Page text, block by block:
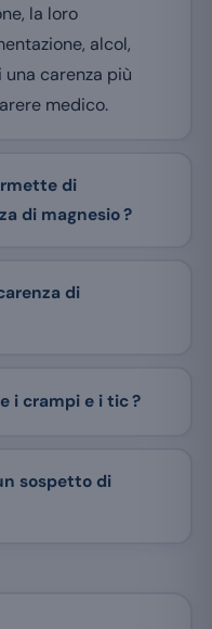
la loro
alcol,
carenza più
medico.
di
di magnesio ?
di
i crampi e i tic ?
sospetto di